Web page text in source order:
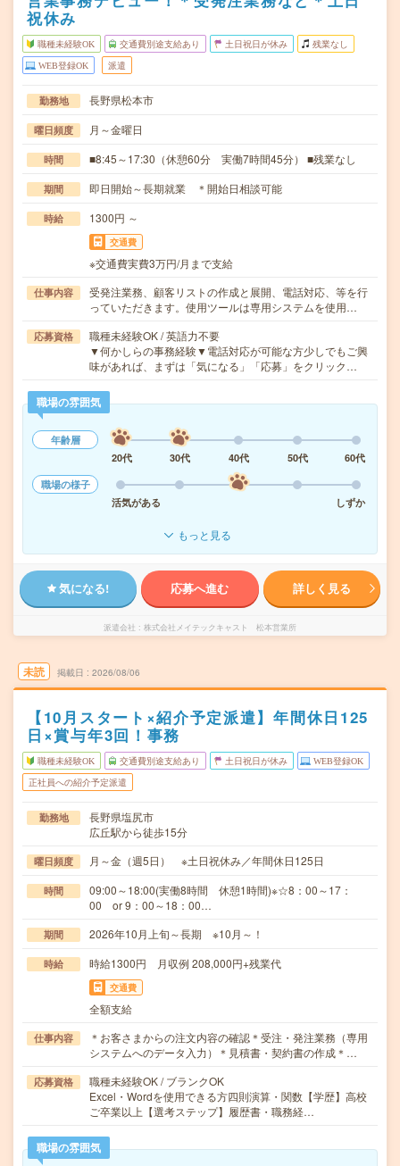
祝休み
職種未経験OK 交通費別途支給あり 土日祝日が休み 残業なし
WEB登録OK 派遣
勤務地 長野県松本市
曜日頻度 月～金曜日
時間 ■8:45～17:30（休憩60分 実働7時間45分） ■残業なし
期間 即日開始～長期就業 ＊開始日相談可能
時給 1300円 ～
交通費
※交通費実費3万円/月まで支給
仕事内容
受発注業務、顧客リストの作成と展開、電話対応、等を行
っていただきます。使用ツールは専用システムを使用…
応募資格
職種未経験OK / 英語力不要
▼何かしらの事務経験▼電話対応が可能な方少しでもご興
味があれば、まずは「気になる」「応募」をクリック…
職場の雰囲気
年齢層
20代
30代 40代 50代
60代
職場の様子
活気がある
しずか
もっと見る
気になる! 応募へ進む 詳しく見る
派遣会社 株式会社メイテックキャスト 松本営業所
未読 掲載日 2026/08/06
【10月スタート×紹介予定派遣】年間休日125
日×賞与年3回！事務
職種未経験OK 交通費別途支給あり 土日祝日が休み WEB登録OK
正社員への紹介予定派遣
勤務地
長野県塩尻市
広丘駅から徒歩15分
曜日頻度 月～金（週5日） ※土日祝休み／年間休日125日
時間
09:00～18:00(実働8時間 休憩1時間)※☆8：00～17：
00 or 9：00～18：00…
期間 2026年10月上旬～長期 ※10月～！
時給 時給1300円 月収例 208,000円+残業代
交通費
全額支給
仕事内容
＊お客さまからの注文内容の確認＊受注・発注業務（専用
システムへのデータ入力）＊見積書・契約書の作成＊…
応募資格
職種未経験OK / ブランクOK
Excel・Wordを使用できる方四則演算・関数【学歴】高校
ご卒業以上【選考ステップ】履歴書・職務経…
職場の雰囲気